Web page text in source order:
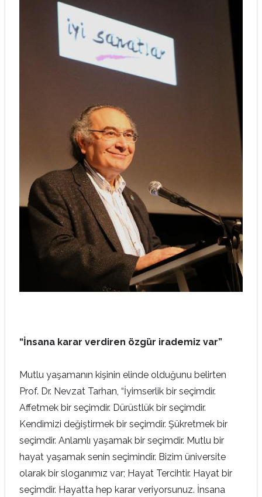
“İnsana karar verdiren özgür irademiz var”
Mutlu yaşamanın kişinin elinde olduğunu belirten
Prof. Dr. Nevzat Tarhan, “İyimserlik bir seçimdir.
Affetmek bir seçimdir. Dürüstlük bir seçimdir.
Kendimizi değiştirmek bir seçimdir. Şükretmek bir
seçimdir. Anlamlı yaşamak bir seçimdir. Mutlu bir
hayat yaşamak senin seçimindir. Bizim üniversite
olarak bir sloganımız var; Hayat Tercihtir. Hayat bir
seçimdir. Hayatta hep karar veriyorsunuz. İnsana